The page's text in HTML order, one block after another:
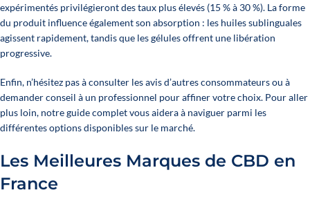
expérimentés privilégieront des taux plus élevés (15 % à 30 %). La forme
du produit influence également son absorption : les huiles sublinguales
agissent rapidement, tandis que les gélules offrent une libération
progressive.
Enfin, n’hésitez pas à consulter les avis d’autres consommateurs ou à
demander conseil à un professionnel pour affiner votre choix. Pour aller
plus loin, notre guide completvous aidera à naviguer parmi les
différentes options disponibles sur le marché.
Les Meilleures Marques de CBD en
France